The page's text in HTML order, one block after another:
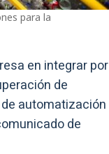
para la
en integrar por
de
automatización
de